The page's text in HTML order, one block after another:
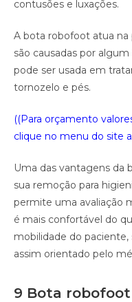
contusões e luxações.
A bota robofoot atua na
são causadas por
pode ser usada em
tornozelo e pés.
((Para orçamento
clique no menu do site
Uma das vantagens da
sua remoção para
permite uma avaliação
é mais confortável do
mobilidade do
assim orientado pelo
9 Bota